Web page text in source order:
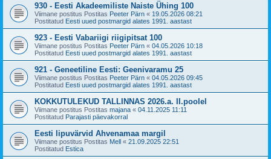
930 - Eesti Akadeemiliste Naiste Ühing 100
Viimane postitus Postitas Peeter Pärn « 19.05.2026 08:21
Postitatud Eesti uued postmargid alates 1991. aastast
923 - Eesti Vabariigi riigipitsat 100
Viimane postitus Postitas Peeter Pärn « 04.05.2026 10:18
Postitatud Eesti uued postmargid alates 1991. aastast
921 - Geneetiline Eesti: Geenivaramu 25
Viimane postitus Postitas Peeter Pärn « 04.05.2026 09:45
Postitatud Eesti uued postmargid alates 1991. aastast
KOKKUTULEKUD TALLINNAS 2026.a. II.poolel
Viimane postitus Postitas majana « 04.11.2025 11:11
Postitatud Parajasti päevakorral
Eesti lipuvärvid Ahvenamaa margil
Viimane postitus Postitas Mell « 21.09.2025 22:51
Postitatud Estica